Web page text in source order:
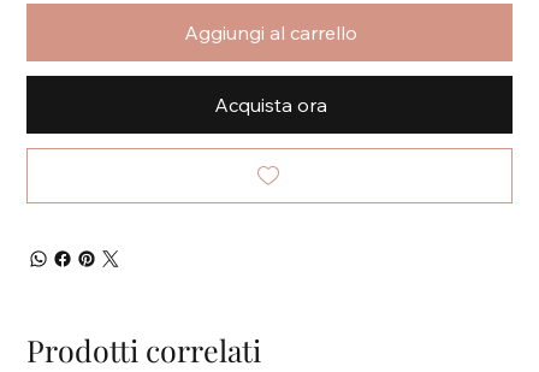
Aggiungi al carrello
Acquista ora
Prodotti correlati